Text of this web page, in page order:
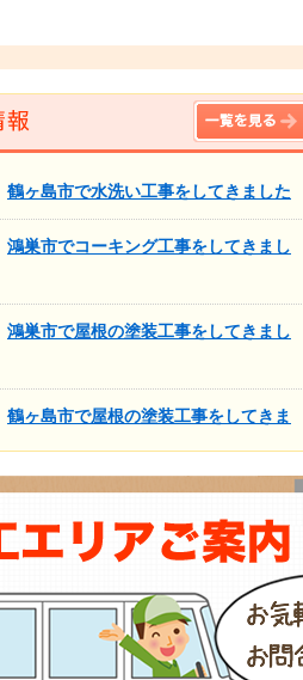
鶴ヶ島市で水洗い工事をしてきました
鴻巣市でコーキング工事をしてきまし
鴻巣市で屋根の塗装工事をしてきまし
鶴ヶ島市で屋根の塗装工事をしてきま
もっと見る>>>